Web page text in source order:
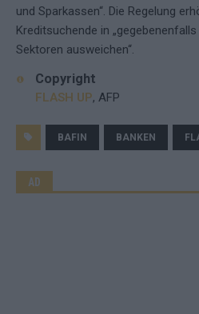
und Sparkassen“. Die Regelung
Kreditsuchende in
Sektoren ausweichen“.
Copyright
FLASH UP, AFP
BAFIN BANKEN
AD